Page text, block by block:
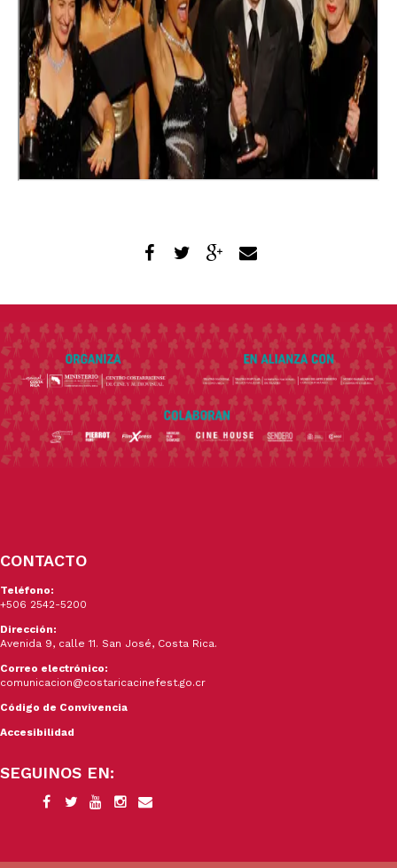
CONTACTO
Teléfono:
+506 2542-5200
Dirección:
Avenida 9, calle 11. San José, Costa Rica.
Correo electrónico:
comunicacion@costaricacinefest.go.cr
Código de Convivencia
Accesibilidad
SEGUINOS EN: